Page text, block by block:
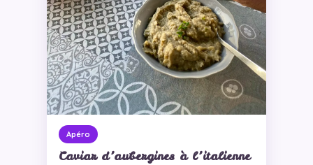
Apéro
Caviar d’aubergines à l’italienne